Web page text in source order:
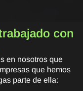
con
en nosotros que
que hemos
parte de ella: